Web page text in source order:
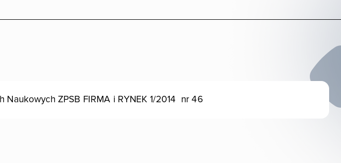
ZPSB FIRMA i RYNEK 1/2014 nr 46